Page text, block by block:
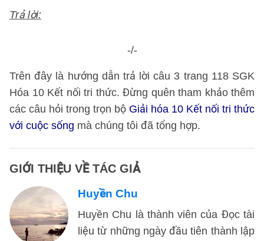
Trả lời:
-/-
Trên đây là hướng dẫn trả lời câu 3 trang 118 SGK
Hóa 10 Kết nối tri thức. Đừng quên tham khảo thêm
các câu hỏi trong trọn bộ Giải hóa 10 Kết nối tri thức
với cuộc sống mà chúng tôi đã tổng hợp.
GIỚI THIỆU VỀ TÁC GIẢ
Huyền Chu
Huyền Chu là thành viên của Đọc tài
liệu từ những ngày đầu tiên thành lập